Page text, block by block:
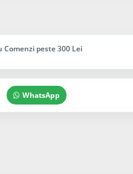
peste 300 Lei
WhatsApp